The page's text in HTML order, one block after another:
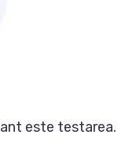
este testarea.